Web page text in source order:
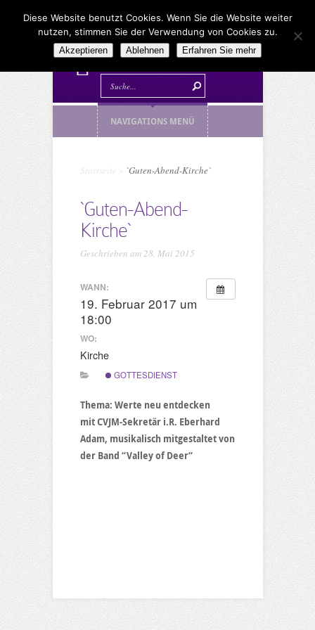
NAVIGATIONS MENÜ
Startseite `Guten-Abend-Kirche`
`Guten-Abend-
Kirche`
Geschrieben am 28. Mai 2015
WANN:
19. Februar 2017 um
18:00
WO:
Kirche
GOTTESDIENST
Thema: Werte neu entdecken
mit CVJM-Sekretär i.R. Eberhard
Adam, musikalisch mitgestaltet von
der Band “Valley of Deer“
Diese Website benutzt Cookies. Wenn Sie die Website weiter
nutzen, stimmen Sie der Verwendung von Cookies zu.
Akzeptieren Ablehnen Erfahren Sie mehr